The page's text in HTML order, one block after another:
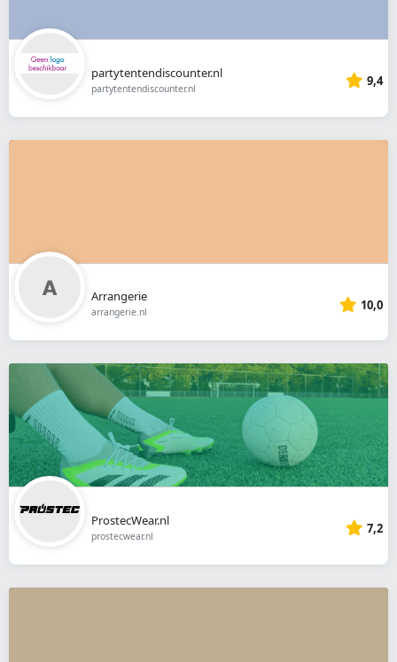
partytentendiscounter.nl
partytentendiscounter.nl 9,4
Arrangerie
arrangerie.nl 10,0
ProstecWear.nl
prostecwear.nl 7,2